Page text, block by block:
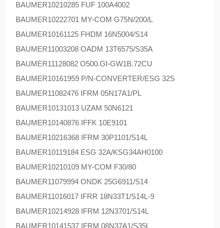
BAUMER10210285 FUF 100A4002
BAUMER10222701 MY-COM G75N/200/L
BAUMER10161125 FHDM 16N5004/S14
BAUMER11003208 OADM 13T6575/S35A
BAUMER11128082 O500.GI-GW1B.72CU
BAUMER10161959 P/N-CONVERTER/ESG 32S
BAUMER11082476 IFRM 05N17A1/PL
BAUMER10131013 UZAM 50N6121
BAUMER10140876 IFFK 10E9101
BAUMER10216368 IFRM 30P1101/S14L
BAUMER10119184 ESG 32A/KSG34AH0100
BAUMER10210109 MY-COM F30/80
BAUMER11079994 ONDK 25G6911/S14
BAUMER11016017 IFRR 18N33T1/S14L-9
BAUMER10214928 IFRM 12N3701/S14L
BAUMER10141537 IFRM 08N37A1/S35L